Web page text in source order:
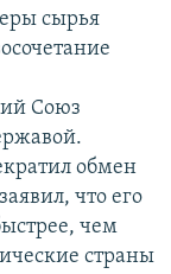
сырья
Союз
обмен
что его
чем
страны